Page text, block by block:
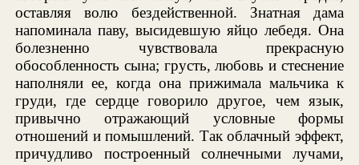
оставляя волю бездейственной. Знатная дама
напоминала паву, высидевшую яйцо лебедя. Она
болезненно чувствовала прекрасную
обособленность сына; грусть, любовь и стеснение
наполняли ее, когда она прижимала мальчика к
груди, где сердце говорило другое, чем язык,
привычно отражающий условные формы
отношений и помышлений. Так облачный эффект,
причудливо построенный солнечными лучами,